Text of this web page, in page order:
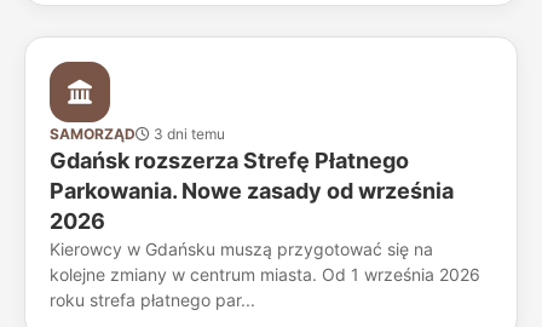
SAMORZĄD 3 dni temu
Gdańsk rozszerza Strefę Płatnego
Parkowania. Nowe zasady od września
2026
Kierowcy w Gdańsku muszą przygotować się na
kolejne zmiany w centrum miasta. Od 1 września 2026
roku strefa płatnego par...